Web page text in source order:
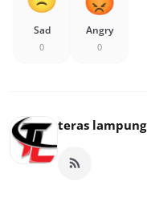
Sad
0
Angry
0
teras lampung